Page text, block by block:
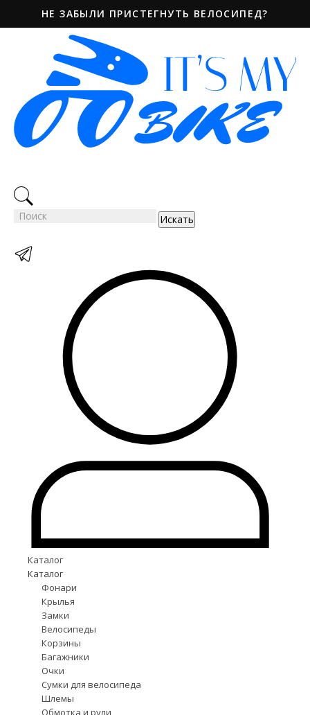
НЕ ЗАБЫЛИ ПРИСТЕГНУТЬ ВЕЛОСИПЕД?
Искать
Каталог
Каталог
Фонари
Крылья
Замки
Велосипеды
Корзины
Багажники
Очки
Сумки для велосипеда
Шлемы
Обмотка и рули